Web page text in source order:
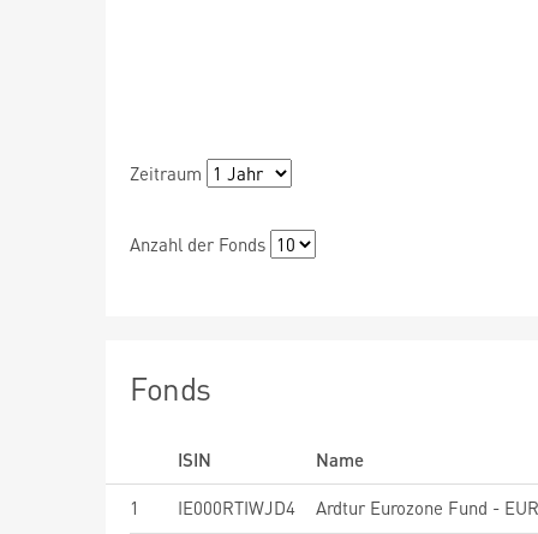
Zeitraum
Anzahl der Fonds
Fonds
ISIN
Name
1
IE000RTIWJD4 Ardtur Eurozone Fund -